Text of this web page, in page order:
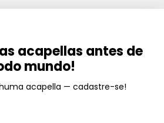
acapellas antes de
mundo!
acapella — cadastre-se!